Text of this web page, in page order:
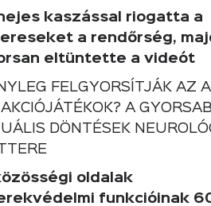
kaszással riogatta a
a rendőrség,
eltüntette a videót
FELGYORSÍTJÁK AZ
A
DÖNTÉSEK
oldalak
funkcióinak